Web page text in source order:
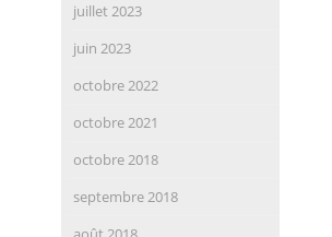
juillet 2023
juin 2023
octobre 2022
octobre 2021
octobre 2018
septembre 2018